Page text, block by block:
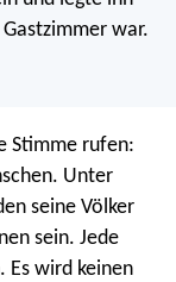
war.
Stimme rufen:
Unter
seine Völker
sein. Jede
Es wird keinen